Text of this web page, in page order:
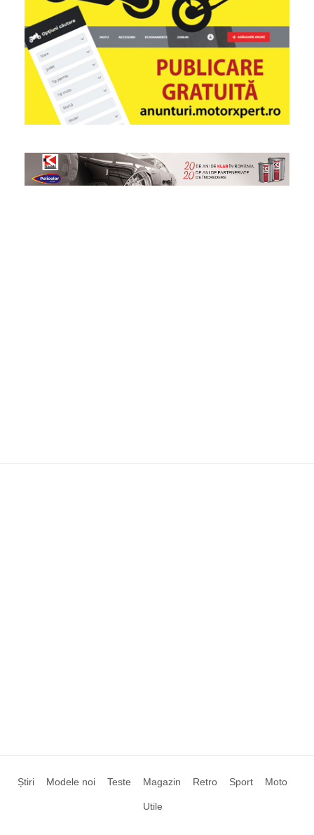
Știri Modele noi Teste Magazin Retro Sport Moto
Utile